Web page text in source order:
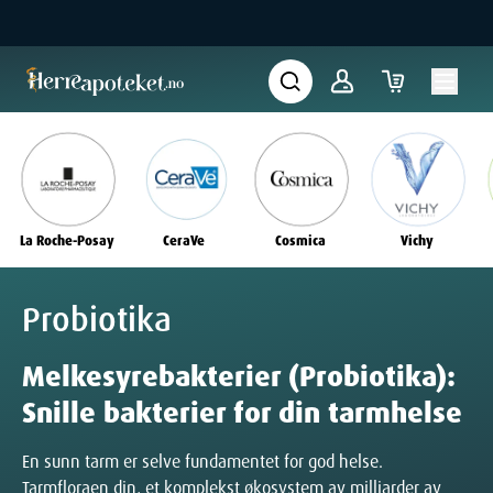
La Roche-Posay CeraVe Cosmica Vichy
Probiotika
Melkesyrebakterier (Probiotika):
Snille bakterier for din tarmhelse
En sunn tarm er selve fundamentet for god helse.
Tarmfloraen din, et komplekst økosystem av milliarder av